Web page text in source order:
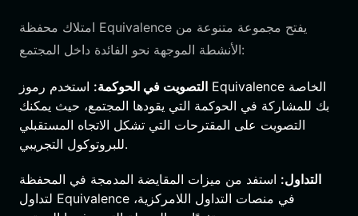
امتلاك محفظة Equivalence يفتح مجموعة متنوعة من
الأنشطة الموجهة نحو الفائدة داخل المجتمع:
التصويت في الحوكمة: استخدم رموز Equivalence الخاصة
بك للمشاركة في الحوكمة التي يقودها المجتمع، حيث يمكنك
التصويت على المقترحات التي تشكل الاتجاه المستقبلي
للبروتوكول التجريبي.
التداول: استفد من ميزات المقايضة المدمجة في المحفظة
لتداول Equivalence في منصات التداول اللامركزية،